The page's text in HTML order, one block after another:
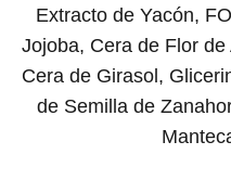
Extracto de Yacón,
Jojoba, Cera de Flor
Cera de Girasol,
de Semilla de